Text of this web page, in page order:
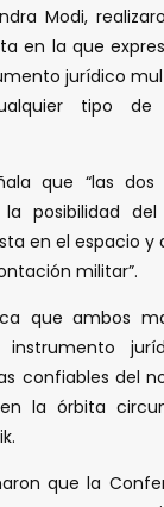
Modi,
en la que
jurídico
tipo
que “las dos
posibilidad
en el espacio y
militar”.
que ambos
confiables del
la órbita
que la